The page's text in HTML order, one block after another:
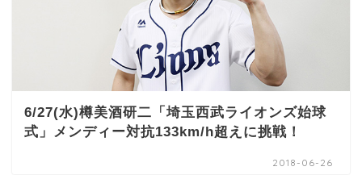
6/27(水)樽美酒研二「埼玉西武ライオンズ始球
式」メンディー対抗133km/h超えに挑戦！
2018-06-26